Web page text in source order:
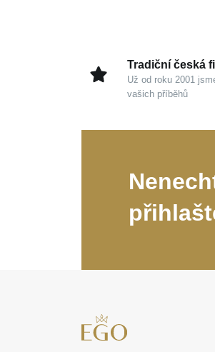
Tradiční česká
Už od roku 2001
vašich příběhů